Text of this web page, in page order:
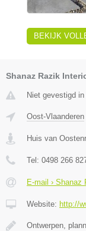
BEKIJK
Shanaz Razik
Niet gevestigd
Oost-Vlaanderen
Huis van
Tel: 0498 266
E-mail ›
Website: http://
Ontwerpen,